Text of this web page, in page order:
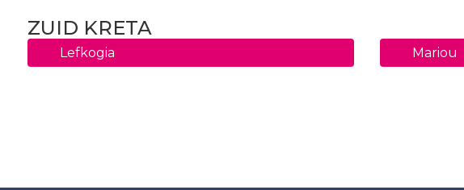
ZUID KRETA
Lefkogia Mariou